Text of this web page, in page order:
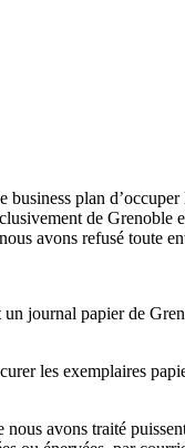
business plan
de
avons refusé toute
journal papier de
les exemplaires
avons traité